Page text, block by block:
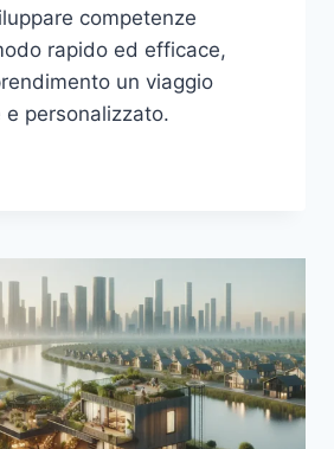
competenze
rapido ed efficace,
un viaggio
personalizzato.